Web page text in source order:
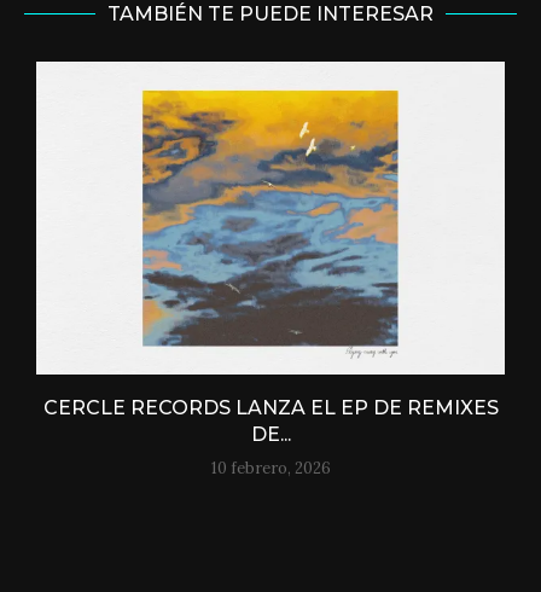
TAMBIÉN TE PUEDE INTERESAR
CERCLE RECORDS LANZA EL EP DE REMIXES
DE...
10 febrero, 2026